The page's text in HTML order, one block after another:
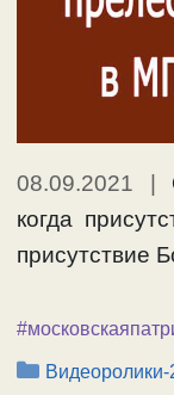
08.09.2021 |
когда
присутствие
Рубрики
Видеоролики-